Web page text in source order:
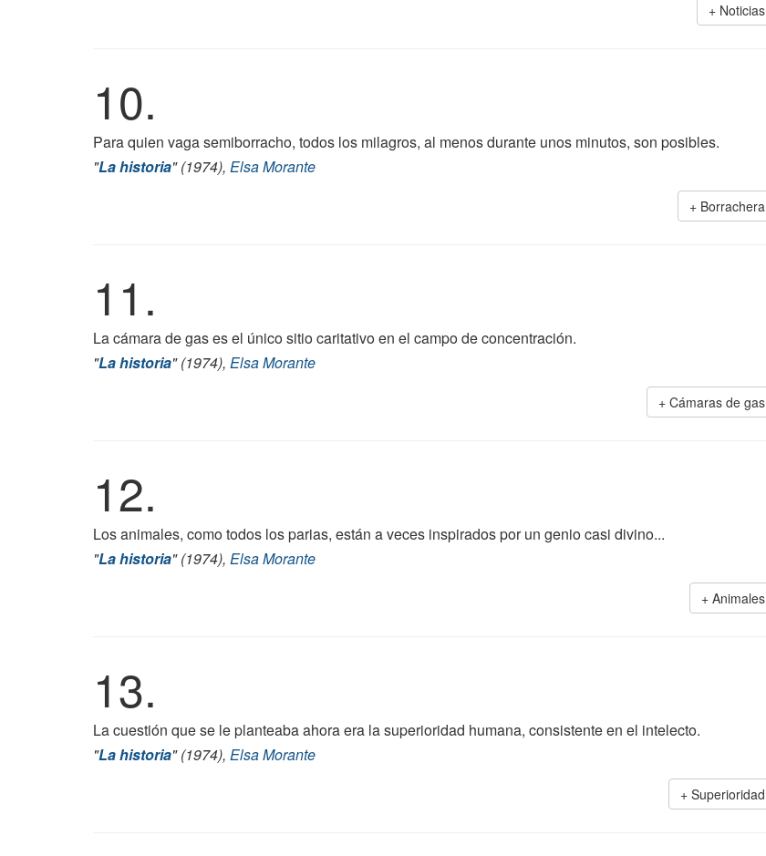
Noticias
10.
Para quien vaga semiborracho, todos los milagros, al menos durante unos minutos, son posibles.
"La historia" (1974), Elsa Morante
Borrachera
11.
La cámara de gas es el único sitio caritativo en el campo de concentración.
"La historia" (1974), Elsa Morante
Cámaras de gas
12.
Los animales, como todos los parias, están a veces inspirados por un genio casi divino...
"La historia" (1974), Elsa Morante
Animales
13.
La cuestión que se le planteaba ahora era la superioridad humana, consistente en el intelecto.
"La historia" (1974), Elsa Morante
Superioridad